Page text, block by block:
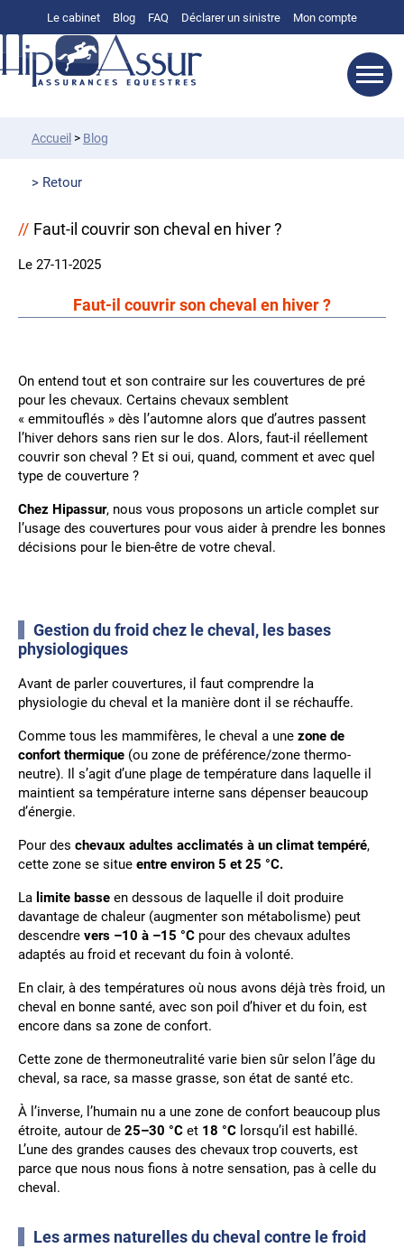
Le cabinet Blog FAQ Déclarer un sinistre Mon compte
Accueil > Blog
Retour
Faut-il couvrir son cheval en hiver ?
Le 27-11-2025
Faut-il couvrir son cheval en hiver ?
On entend tout et son contraire sur les couvertures de pré
pour les chevaux. Certains chevaux semblent
« emmitouflés » dès l’automne alors que d’autres passent
l’hiver dehors sans rien sur le dos. Alors, faut-il réellement
couvrir son cheval ? Et si oui, quand, comment et avec quel
type de couverture ?
Chez Hipassur, nous vous proposons un article complet sur
l’usage des couvertures pour vous aider à prendre les bonnes
décisions pour le bien-être de votre cheval.
Gestion du froid chez le cheval, les bases
physiologiques
Avant de parler couvertures, il faut comprendre la
physiologie du cheval et la manière dont il se réchauffe.
Comme tous les mammifères, le cheval a une zone de
confort thermique (ou zone de préférence/zone thermo-
neutre). Il s’agit d’une plage de température dans laquelle il
maintient sa température interne sans dépenser beaucoup
d’énergie.
Pour des chevaux adultes acclimatés à un climat tempéré,
cette zone se situe entre environ 5 et 25 °C.
La limite basse en dessous de laquelle il doit produire
davantage de chaleur (augmenter son métabolisme) peut
descendre vers –10 à –15 °C pour des chevaux adultes
adaptés au froid et recevant du foin à volonté.
En clair, à des températures où nous avons déjà très froid, un
cheval en bonne santé, avec son poil d’hiver et du foin, est
encore dans sa zone de confort.
Cette zone de thermoneutralité varie bien sûr selon l’âge du
cheval, sa race, sa masse grasse, son état de santé etc.
À l’inverse, l’humain nu a une zone de confort beaucoup plus
étroite, autour de 25–30 °C et 18 °C lorsqu’il est habillé.
L’une des grandes causes des chevaux trop couverts, est
parce que nous nous fions à notre sensation, pas à celle du
cheval.
Les armes naturelles du cheval contre le froid